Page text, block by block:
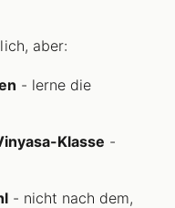
aber:
- lerne die
Klasse -
- nicht nach dem,